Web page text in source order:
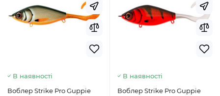
В наявності
Воблер Strike Pro Guppie
В наявності
Воблер Strike Pro Guppie